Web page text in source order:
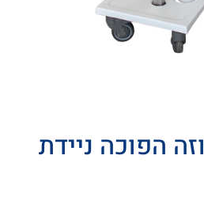
הפוכה ניידת